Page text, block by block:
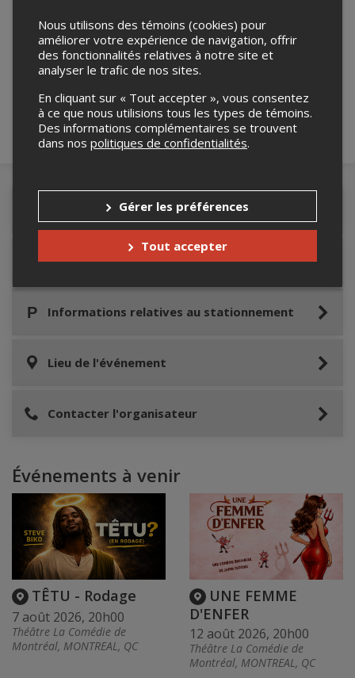
Merci de confirmer que vous n'êtes pas un
robot ci-bas.
Détails de l'événement
Accès au site de l'événement
Informations relatives au stationnement
Lieu de l'événement
Contacter l'organisateur
Événements à venir
TÊTU - Rodage
7 août 2026, 20h00
Théâtre La Comédie de
Montréal, MONTREAL, QC
UNE FEMME
D'ENFER
12 août 2026, 20h00
Théâtre La Comédie de
Montréal, MONTREAL, QC
Nous utilisons des témoins (cookies) pour
améliorer votre expérience de navigation, offrir
des fonctionnalités relatives à notre site et
analyser le trafic de nos sites.
En cliquant sur « Tout accepter », vous consentez
à ce que nous utilisions tous les types de témoins.
Des informations complémentaires se trouvent
dans nos politiques de confidentialités.
Gérer les préférences
Tout accepter